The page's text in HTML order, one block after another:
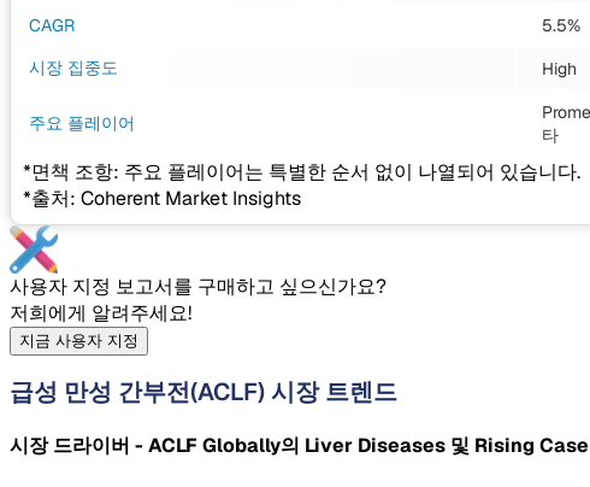
CAGR
5.5%
시장 집중도
High
주요 플레이어
타
*면책 조항: 주요 플레이어는 특별한 순서 없이 나열되어 있습니다.
*출처: Coherent Market Insights
사용자 지정 보고서를 구매하고 싶으신가요?
저희에게 알려주세요!
지금 사용자 지정
급성 만성 간부전(ACLF) 시장 트렌드
시장 드라이버 - ACLF Globally의 Liver Diseases 및 Rising Case